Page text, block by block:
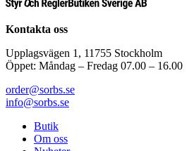
Kontakta oss
Upplagsvägen 1, 11755 Stockholm
Öppet: Måndag – Fredag 07.00 – 16.00
order@sorbs.se
info@sorbs.se
Butik
Om oss